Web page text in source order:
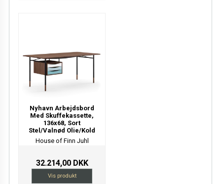
Nyhavn Arbejdsbord
Med Skuffekassette,
136x68, Sort
Stel/Valnød Olie/Kold
House of Finn Juhl
32.214,00 DKK
Vis produkt